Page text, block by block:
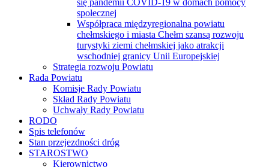
się pandemii COVID-19 w domach pomocy
społecznej
Współpraca międzyregionalna powiatu
chełmskiego i miasta Chełm szansą rozwoju
turystyki ziemi chełmskiej jako atrakcji
wschodniej granicy Unii Europejskiej
Strategia rozwoju Powiatu
Rada Powiatu
Komisje Rady Powiatu
Skład Rady Powiatu
Uchwały Rady Powiatu
RODO
Spis telefonów
Stan przejezdności dróg
STAROSTWO
Kierownictwo